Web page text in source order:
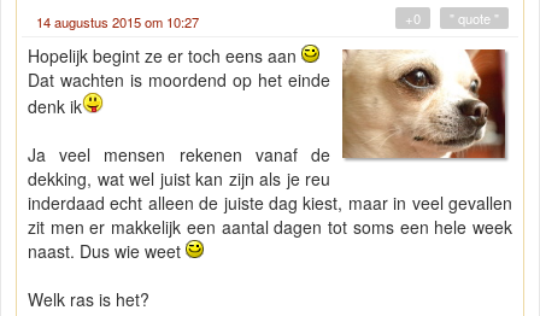
14 augustus 2015 om 10:27 " quote "
+0
Hopelijk begint ze er toch eens aan
Dat wachten is moordend op het einde
denk ik
Ja veel mensen rekenen vanaf de
dekking, wat wel juist kan zijn als je reu
inderdaad echt alleen de juiste dag kiest, maar in veel gevallen
zit men er makkelijk een aantal dagen tot soms een hele week
naast. Dus wie weet
Welk ras is het?